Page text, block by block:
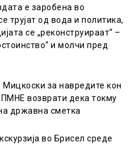
е заробена во
трујат од вода и политика,
се „реконструираат“ –
и молчи пред
за навредите кон
возврати дека токму
државна сметка
во Брисел среде